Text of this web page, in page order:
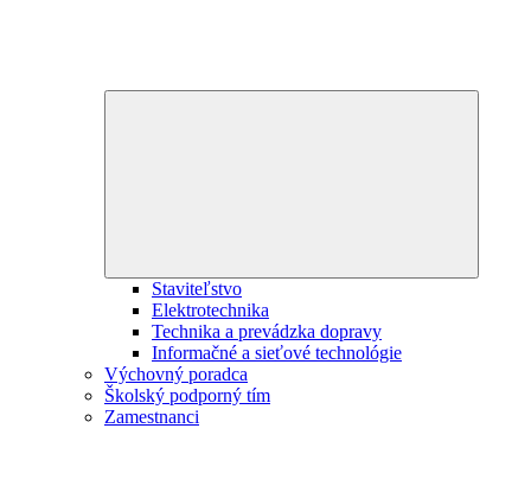
Staviteľstvo
Elektrotechnika
Technika a prevádzka dopravy
Informačné a sieťové technológie
Výchovný poradca
Školský podporný tím
Zamestnanci